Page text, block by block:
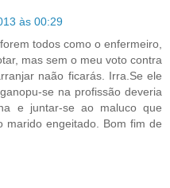
às 00:29
todos como o enfermeiro,
mas sem o meu voto contra
naão ficarás. Irra.Se ele
se na profissão deveria
e juntar-se ao maluco que
marido engeitado. Bom fim de